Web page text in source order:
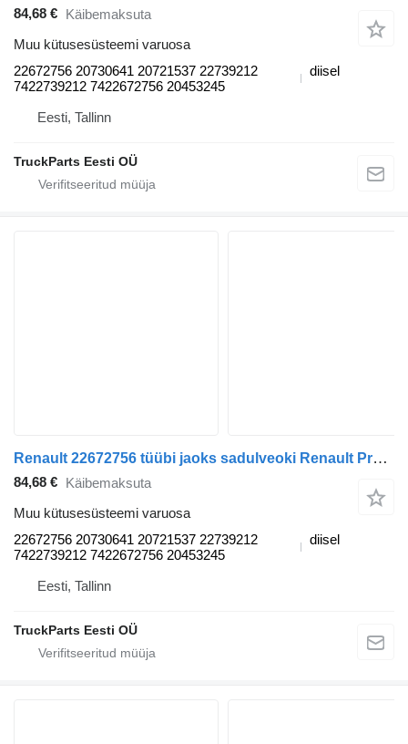
84,68 € Käibemaksuta
Muu kütusesüsteemi varuosa
22672756 20730641 20721537 22739212
7422739212 7422672756 20453245
diisel
Eesti, Tallinn
TruckParts Eesti OÜ
Renault 22672756 tüübi jaoks sadulveoki Renault Premium, Premium 2 (1996-2014)
84,68 € Käibemaksuta
Muu kütusesüsteemi varuosa
22672756 20730641 20721537 22739212
7422739212 7422672756 20453245
diisel
Eesti, Tallinn
TruckParts Eesti OÜ